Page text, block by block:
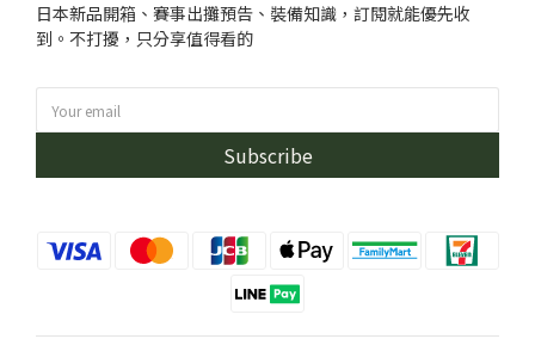
日本新品開箱、賽事出攤預告、裝備知識，訂閱就能優先收
到。不打擾，只分享值得看的
Subscribe